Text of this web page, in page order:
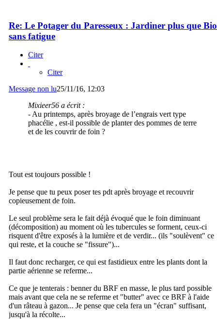
Re: Le Potager du Paresseux : Jardiner plus que Bio
sans fatigue
Citer
Citer
Message non lu25/11/16, 12:03
Mixieer56 a écrit :
- Au printemps, après broyage de l’engrais vert type
phacélie , est-il possible de planter des pommes de terre
et de les couvrir de foin ?
Tout est toujours possible !
Je pense que tu peux poser tes pdt après broyage et recouvrir
copieusement de foin.
Le seul problème sera le fait déjà évoqué que le foin diminuant
(décomposition) au moment où les tubercules se forment, ceux-ci
risquent d'être exposés à la lumière et de verdir... (ils "soulèvent" ce
qui reste, et la couche se "fissure")...
Il faut donc recharger, ce qui est fastidieux entre les plants dont la
partie aérienne se referme...
Ce que je tenterais : benner du BRF en masse, le plus tard possible
mais avant que cela ne se referme et "butter" avec ce BRF à l'aide
d'un râteau à gazon... Je pense que cela fera un "écran" suffisant,
jusqu'à la récolte...